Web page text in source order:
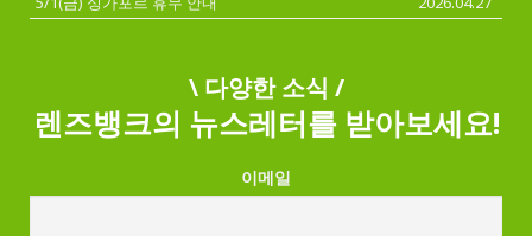
\ 다양한 소식 /
렌즈뱅크의 뉴스레터를 받아보세요!
이메일